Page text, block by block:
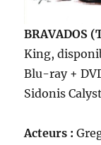
BRAVADOS
King,
Blu-ray +
Sidonis
Acteurs :